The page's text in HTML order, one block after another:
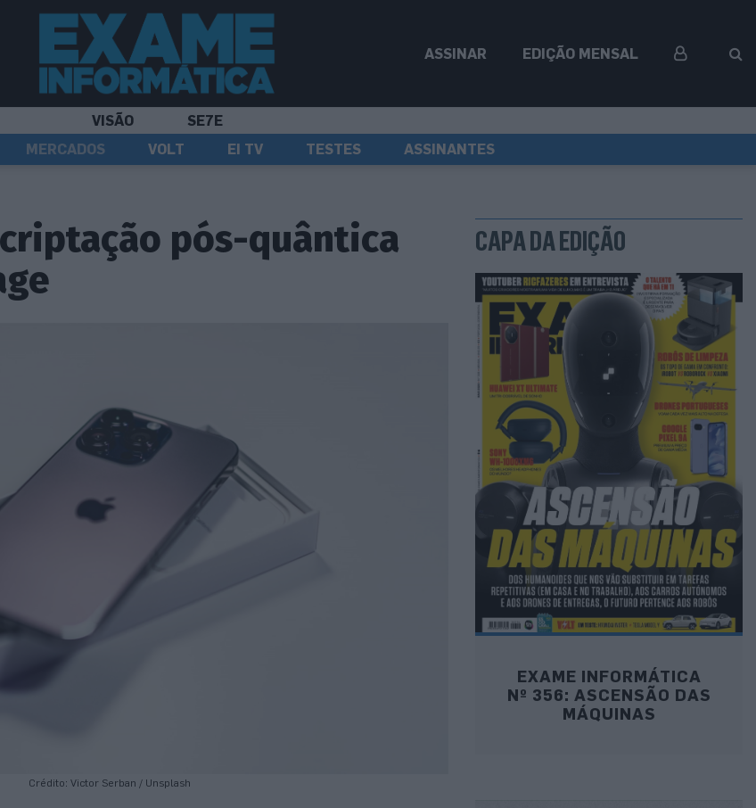
ASSINAR EDIÇÃO MENSAL
VISÃO
SE7E
MERCADOS VOLT EI TV TESTES ASSINANTES
pós-quântica
Crédito: Victor Serban / Unsplash
CAPA DA EDIÇÃO
EXAME INFORMÁTICA
Nº 356: ASCENSÃO DAS
MÁQUINAS